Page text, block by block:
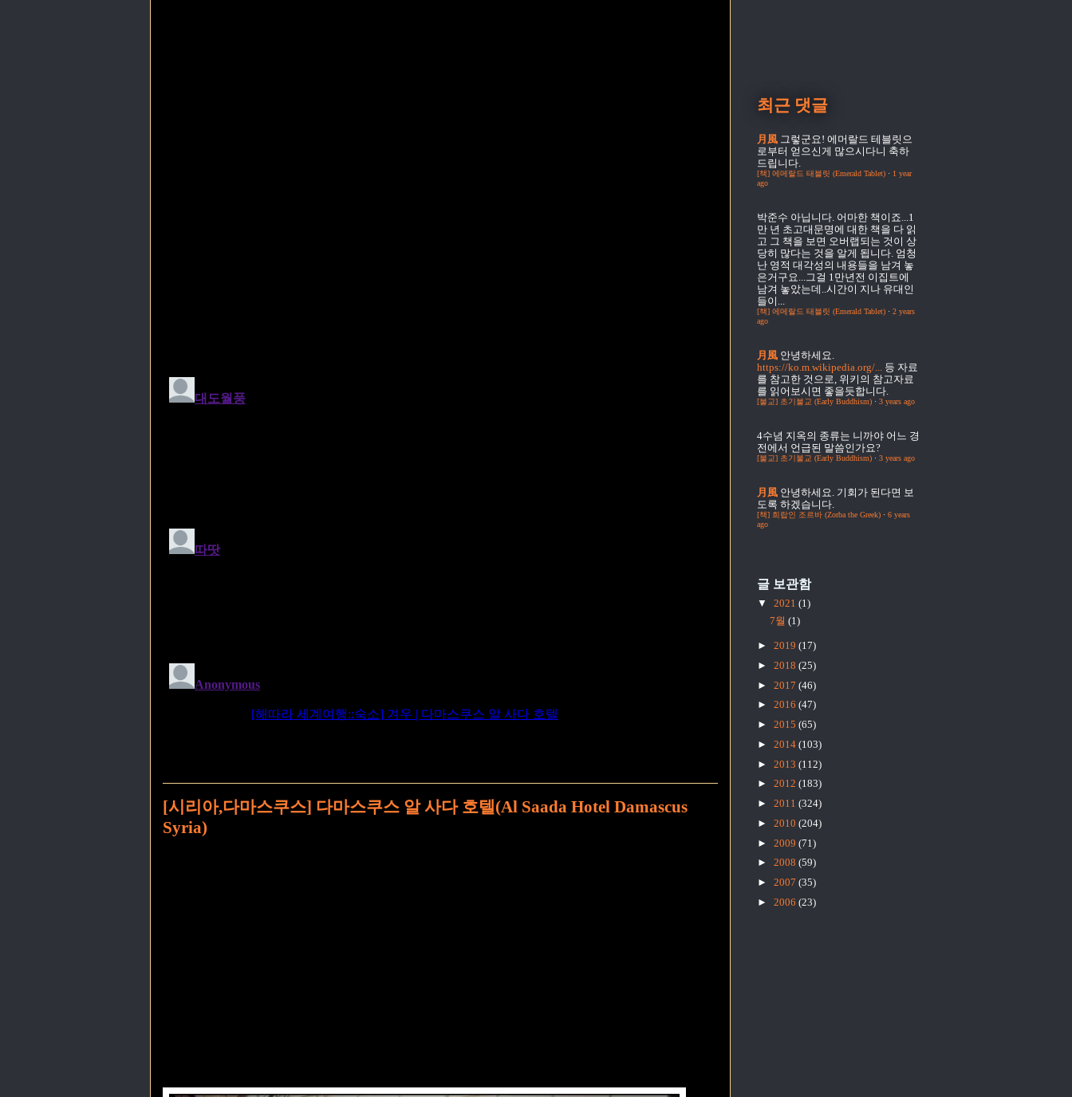
[시리아,다마스쿠스] 다마스쿠스 알 사다 호텔(Al Saada Hotel Damascus
Syria)
최근 댓글
月風 그렇군요! 에머랄드 테블릿으
로부터 얻으신게 많으시다니 축하
드립니다.
[책] 에메랄드 태블릿 (Emerald Tablet) · 1 year
ago
박준수 아닙니다. 어마한 책이죠...1
만 년 초고대문명에 대한 책을 다 읽
고 그 책을 보면 오버랩되는 것이 상
당히 많다는 것을 알게 됩니다. 엄청
난 영적 대각성의 내용들을 남겨 놓
은거구요...그걸 1만년전 이집트에
남겨 놓았는데..시간이 지나 유대인
들이...
[책] 에메랄드 태블릿 (Emerald Tablet) · 2 years
ago
月風 안녕하세요.
https://ko.m.wikipedia.org/... 등 자료
를 참고한 것으로, 위키의 참고자료
를 읽어보시면 좋을듯합니다.
[불교] 초기불교 (Early Buddhism) · 3 years ago
4수념 지옥의 종류는 니까야 어느 경
전에서 언급된 말씀인가요?
[불교] 초기불교 (Early Buddhism) · 3 years ago
月風 안녕하세요. 기회가 된다면 보
도록 하겠습니다.
[책] 희랍인 조르바 (Zorba the Greek) · 6 years
ago
글 보관함
▼ 2021 (1)
7월 (1)
► 2019 (17)
► 2018 (25)
► 2017 (46)
► 2016 (47)
► 2015 (65)
► 2014 (103)
► 2013 (112)
► 2012 (183)
► 2011 (324)
► 2010 (204)
► 2009 (71)
► 2008 (59)
► 2007 (35)
► 2006 (23)